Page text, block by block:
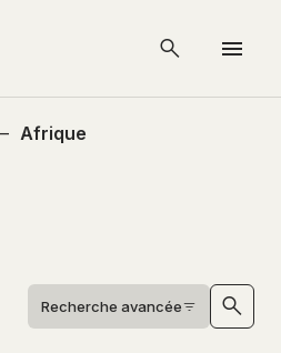
Afrique
Recherche avancée